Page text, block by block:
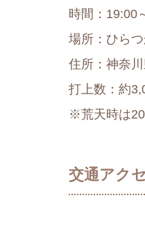
時間：19:00
場所：ひら
住所：神奈
打上数：約
※荒天時は
交通アク